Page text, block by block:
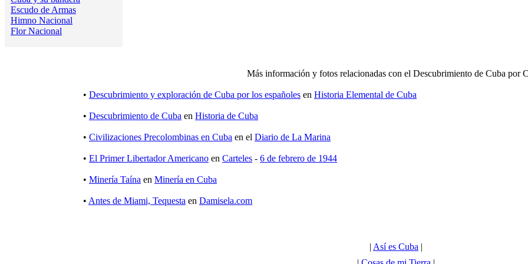
Escudo de Armas
Himno Nacional
Flor Nacional
Más información y fotos relacionadas con el Descubrimiento de Cuba por
• Descubrimiento y exploración de Cuba por los españoles en Historia Elemental de Cuba
• Descubrimiento de Cuba en Historia de Cuba
• Civilizaciones Precolombinas en Cuba en el Diario de La Marina
• El Primer Libertador Americano en Carteles - 6 de febrero de 1944
• Minería Taína en Minería en Cuba
• Antes de Miami, Tequesta en Damisela.com
| Así es Cuba |